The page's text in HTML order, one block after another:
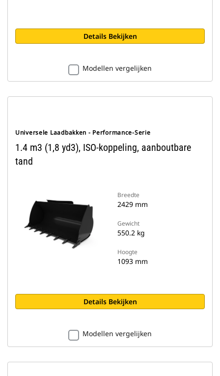
Details Bekijken
Modellen vergelijken
Universele Laadbakken - Performance-Serie
1.4 m3 (1,8 yd3), ISO-koppeling, aanboutbare
tand
Breedte
2429 mm
Gewicht
550.2 kg
Hoogte
1093 mm
Details Bekijken
Modellen vergelijken